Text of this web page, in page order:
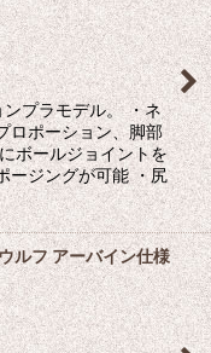
プラモデル。 ・ネ
ロポーション、脚部
ボールジョイントを
ージングが可能 ・尻
ルフ アーバイン仕様